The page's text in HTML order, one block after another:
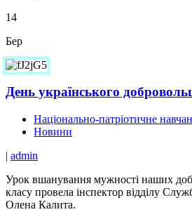
14
Бер
День українського
Національно-патріотичне
Новини
| admin
Урок вшанування мужності наших
класу провела інспектор відділу
Олена Калита.